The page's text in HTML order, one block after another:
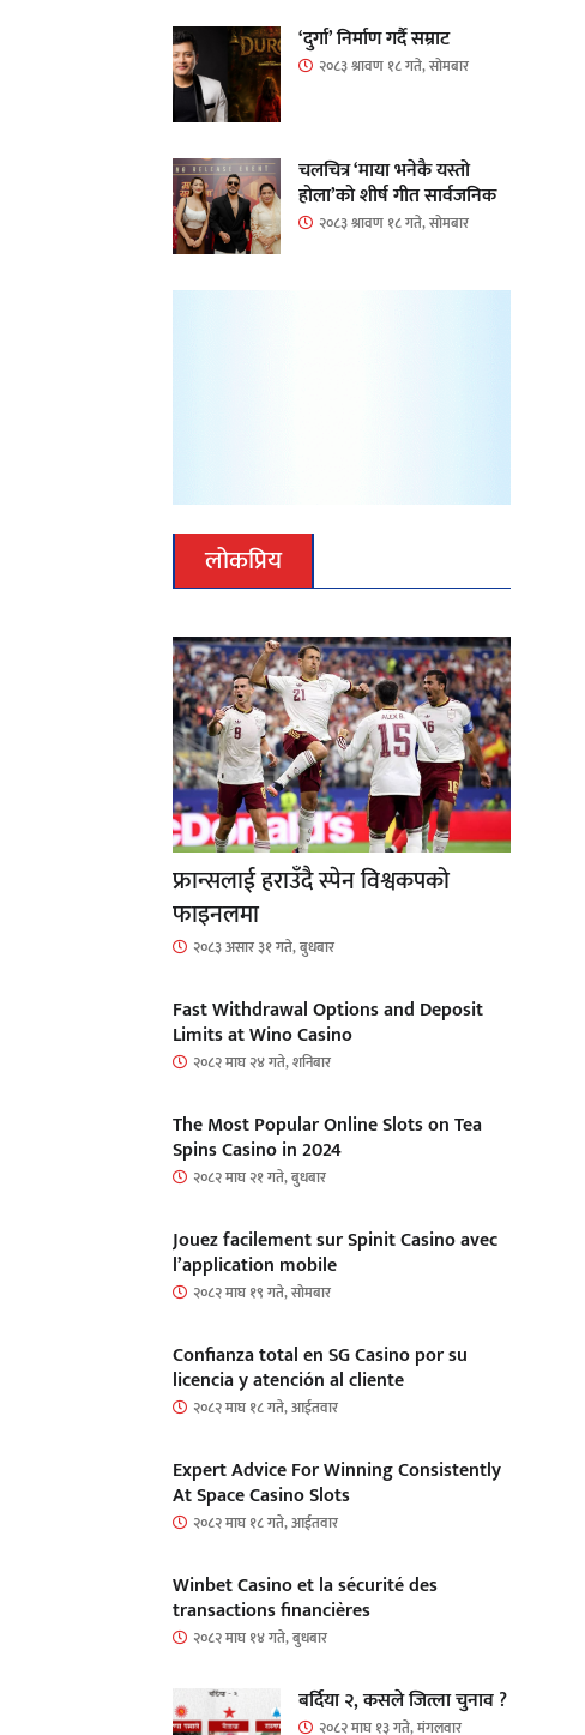
‘दुर्गा’ निर्माण गर्दै सम्राट
२०८३ श्रावण १८ गते, सोमबार
चलचित्र ‘माया भनेकै यस्तो
होला’को शीर्ष गीत सार्वजनिक
२०८३ श्रावण १८ गते, सोमबार
लोकप्रिय
फ्रान्सलाई हराउँदै स्पेन विश्वकपको
फाइनलमा
२०८३ असार ३१ गते, बुधबार
Fast Withdrawal Options and Deposit
Limits at Wino Casino
२०८२ माघ २४ गते, शनिबार
The Most Popular Online Slots on Tea
Spins Casino in 2024
२०८२ माघ २१ गते, बुधबार
Jouez facilement sur Spinit Casino avec
l’application mobile
२०८२ माघ १९ गते, सोमबार
Confianza total en SG Casino por su
licencia y atención al cliente
२०८२ माघ १८ गते, आईतवार
Expert Advice For Winning Consistently
At Space Casino Slots
२०८२ माघ १८ गते, आईतवार
Winbet Casino et la sécurité des
transactions financières
२०८२ माघ १४ गते, बुधबार
बर्दिया २, कसले जित्ला चुनाव ?
२०८२ माघ १३ गते, मंगलवार